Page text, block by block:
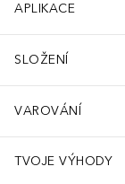
APLIKACE
SLOŽENÍ
VAROVÁNÍ
TVOJE VÝHODY